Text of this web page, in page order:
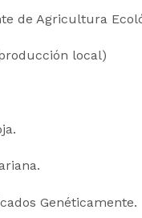
de Agricultura
local)
Genéticamente.